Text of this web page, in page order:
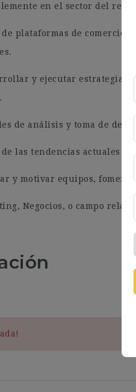
en el sector del retail.
plataformas de comercio
y ejecutar estrategias
de análisis y toma de
las tendencias actuales
y motivar equipos,
Negocios, o campo